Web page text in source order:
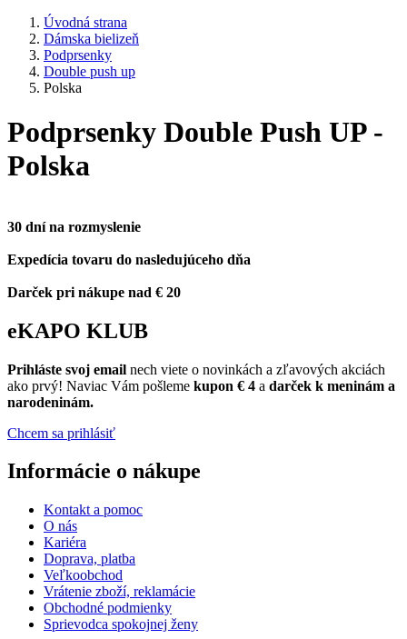
Úvodná strana
Dámska bielizeň
Podprsenky
Double push up
Polska
Podprsenky Double Push UP -
Polska
30 dní na rozmyslenie
Expedícia tovaru do nasledujúceho dňa
Darček pri nákupe nad € 20
eKAPO KLUB
Prihláste svoj email nech viete o novinkách a zľavových akciách
ako prvý! Naviac Vám pošleme kupon € 4 a darček k meninám a
narodeninám.
Chcem sa prihlásiť
Informácie o nákupe
Kontakt a pomoc
O nás
Kariéra
Doprava, platba
Veľkoobchod
Vrátenie zboží, reklamácie
Obchodné podmienky
Sprievodca spokojnej ženy